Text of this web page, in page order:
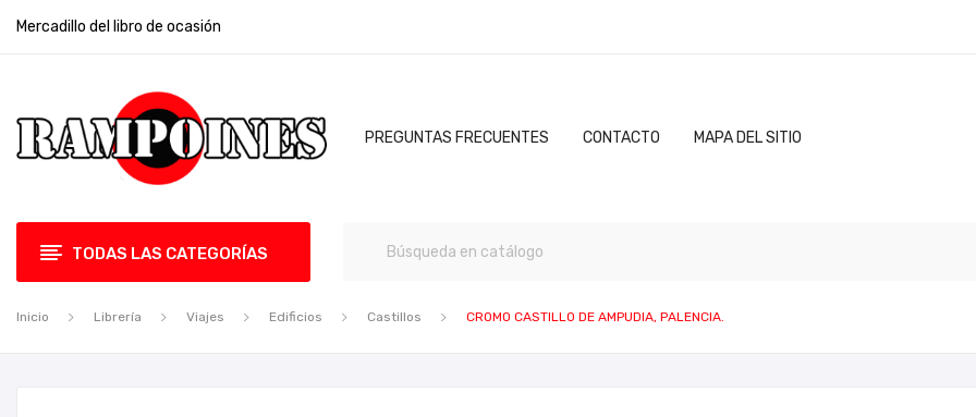
Mercadillo del libro de ocasión
PREGUNTAS FRECUENTES CONTACTO MAPA DEL SITIO
TODAS LAS CATEGORÍAS
Inicio Librería Viajes Edificios Castillos CROMO CASTILLO DE AMPUDIA, PALENCIA.